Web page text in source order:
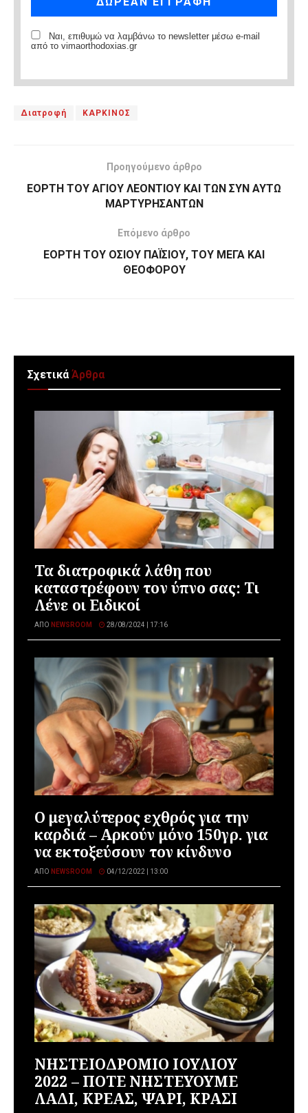
Ναι, επιθυμώ να λαμβάνω το newsletter μέσω e-mail
από το vimaorthodoxias.gr
Διατροφή ΚΑΡΚΙΝΟΣ
Προηγούμενο άρθρο
ΕΟΡΤΗ ΤΟΥ ΑΓΙΟΥ ΛΕΟΝΤΙΟΥ ΚΑΙ ΤΩΝ ΣΥΝ ΑΥΤΩ
ΜΑΡΤΥΡΗΣΑΝΤΩΝ
Επόμενο άρθρο
ΕΟΡΤΗ ΤΟΥ ΟΣΙΟΥ ΠΑΪΣΙΟΥ, ΤΟΥ ΜΕΓΑ ΚΑΙ
ΘΕΟΦΟΡΟΥ
ΣχετικάΆρθρα
Τα διατροφικά λάθη που
καταστρέφουν τον ύπνο σας: Τι
Λένε οι Ειδικοί
ΑΠΌ NEWSROOM 28/08/2024 | 17:16
Ο μεγαλύτερος εχθρός για την
καρδιά – Αρκούν μόνο 150γρ. για
να εκτοξεύσουν τον κίνδυνο
ΑΠΌ NEWSROOM 04/12/2022 | 13:00
ΝΗΣΤΕΙΟΔΡΟΜΙΟ ΙΟΥΛΙΟΥ
2022 – ΠΟΤΕ ΝΗΣΤΕΥΟΥΜΕ
ΛΑΔΙ, ΚΡΕΑΣ, ΨΑΡΙ, ΚΡΑΣΙ